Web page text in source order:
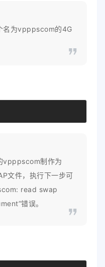
名为vpppscom的4G
vpppscom制作为
文件，执行下一步可
read swap
错误。